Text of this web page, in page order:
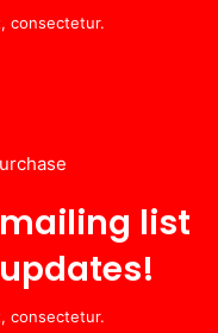
consectetur.
list
consectetur.